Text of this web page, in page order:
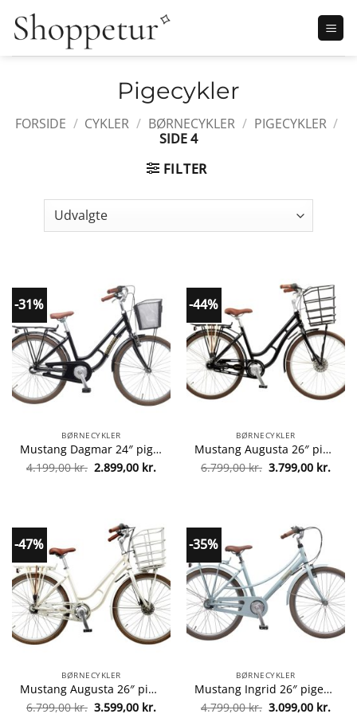
Fortsæt
Pigecykler
FORSIDE / CYKLER / BØRNECYKLER / PIGECYKLER /
SIDE 4
FILTER
-31%
BØRNECYKLER
Mustang Dagmar 24″ pigecykel med 3 gear – Black fra Mustang 5700383119386
4.199,00kr. Den
oprindelige
2.899,00 kr.Den
aktuelle
-44%
BØRNECYKLER
Mustang Augusta 26″ pigecykel med 7 gear – Sort fra Mustang 5715348067510
6.799,00kr. Den
oprindelige
3.799,00 kr.Den
-47%
BØRNECYKLER
Mustang Augusta 26″ pigecykel med 7 gear – Pearl white fra mustang 5700383120207
6.799,00kr. Den
3.599,00 kr.Den
-35%
BØRNECYKLER
Mustang Ingrid 26″ pigecykel med 7 gear – Sky blue fra Mustang 5715348063802
4.799,00kr. Den
3.099,00 kr.Den